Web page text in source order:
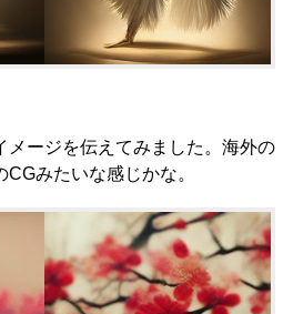
メージを伝えてみました。海外の
みたいな感じかな。